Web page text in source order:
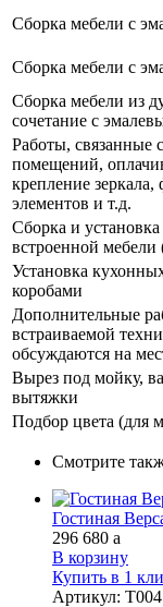
Сборка мебели с
Сборка мебели с
Сборка мебели из
сочетание с
Работы, связанные
помещений,
крепление
элементов и т.д.
Сборка и
встроенной
Установка
коробами
Дополнительные
встраиваемой
обсуждаются на
Вырез под мойку,
вытяжки
Подбор цвета (для
Смотрите
Гостиная
296 680 a
В корзину
Купить в 1
Артикул: